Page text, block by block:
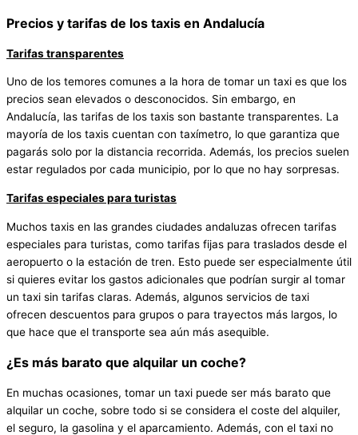
Precios y tarifas de los taxis en Andalucía
Tarifas transparentes
Uno de los temores comunes a la hora de tomar un taxi es que los
precios sean elevados o desconocidos. Sin embargo, en
Andalucía, las tarifas de los taxis son bastante transparentes. La
mayoría de los taxis cuentan con taxímetro, lo que garantiza que
pagarás solo por la distancia recorrida. Además, los precios suelen
estar regulados por cada municipio, por lo que no hay sorpresas.
Tarifas especiales para turistas
Muchos taxis en las grandes ciudades andaluzas ofrecen tarifas
especiales para turistas, como tarifas fijas para traslados desde el
aeropuerto o la estación de tren. Esto puede ser especialmente útil
si quieres evitar los gastos adicionales que podrían surgir al tomar
un taxi sin tarifas claras. Además, algunos servicios de taxi
ofrecen descuentos para grupos o para trayectos más largos, lo
que hace que el transporte sea aún más asequible.
¿Es más barato que alquilar un coche?
En muchas ocasiones, tomar un taxi puede ser más barato que
alquilar un coche, sobre todo si se considera el coste del alquiler,
el seguro, la gasolina y el aparcamiento. Además, con el taxi no